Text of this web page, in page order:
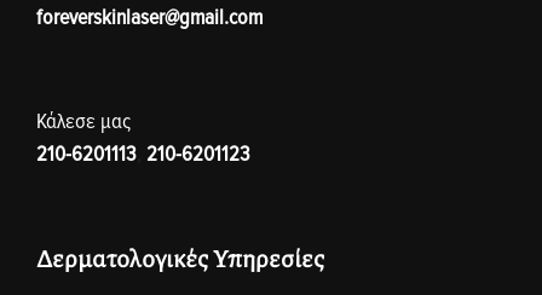
foreverskinlaser@gmail.com
Κάλεσε μας
210-6201113 210-6201123
Δερματολογικές Υπηρεσίες